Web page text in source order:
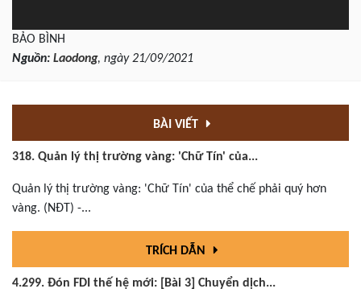
BẢO BÌNH
Nguồn: Laodong, ngày 21/09/2021
BÀI VIẾT
318. Quản lý thị trường vàng: 'Chữ Tín' của...
Quản lý thị trường vàng: 'Chữ Tín' của thể chế phải quý hơn
vàng. (NĐT) -...
TRÍCH DẪN
4.299. Đón FDI thế hệ mới: [Bài 3] Chuyển dịch...